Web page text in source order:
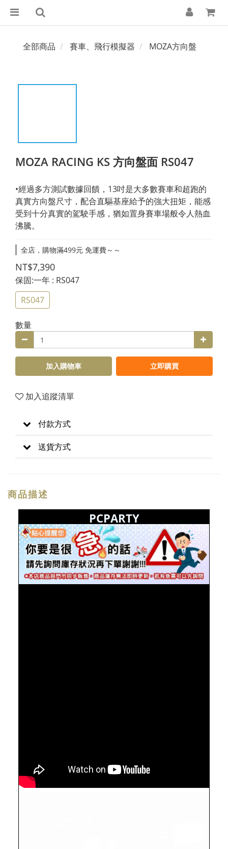
全部商品 賽車、飛行模擬器 MOZA方向盤
MOZA RACING KS 方向盤面 RS047
•經過多方測試數據回饋，13吋是大多數賽車和超跑的
真實方向盤尺寸，配合直驅基座給予的強大扭矩，能感
受到十分真實的駕駛手感，猶如置身賽車場般令人熱血
沸騰。
全店，購物滿499元 免運費～～
NT$7,390
保固:一年 : RS047
RS047
數量
加入購物車 立即購買
加入追蹤清單
付款方式
送貨方式
商品描述
PCPARTY